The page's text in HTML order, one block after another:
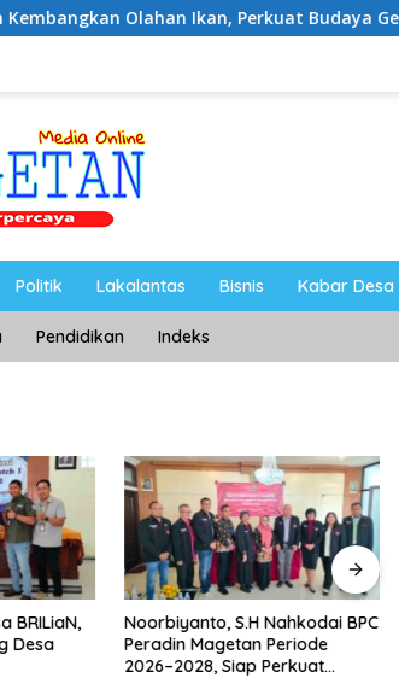
Ikan, Perkuat Budaya Gemar Makan Ikan
Politik Lakalantas Bisnis Kabar Desa
Pendidikan Indeks
BRILiaN,
Desa
Noorbiyanto, S.H Nahkodai BPC
Peradin Magetan Periode
2026–2028, Siap Perkuat